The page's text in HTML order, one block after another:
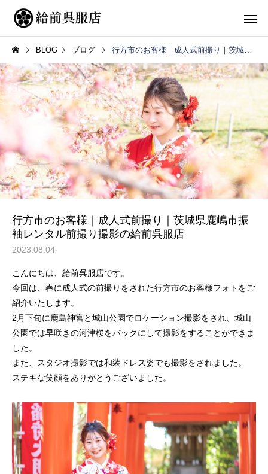
BLOG ブログ 行方市のお客様｜成人式前撮り｜茨城県鹿嶋市振袖レンタル前撮り撮影の給前呉服店
行方市のお客様｜成人式前撮り｜茨城県鹿嶋市振
袖レンタル前撮り撮影の給前呉服店
2023.08.04
こんにちは、給前呉服店です。
今回は、春に成人式の前撮りをされた行方市のお客様フォトをご
紹介いたします。
2月下旬に鹿島神宮と城山公園でロケーション撮影をされ、城山
公園では早咲きの河津桜をバックにして撮影をすることができま
した。
また、スタジオ撮影では和装ドレス姿でも撮影をされました。
ステキな笑顔をありがとうございました。